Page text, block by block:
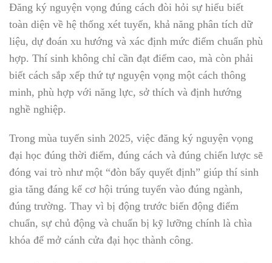
Đăng ký nguyện vọng đúng cách đòi hỏi sự hiểu biết
toàn diện về hệ thống xét tuyển, khả năng phân tích dữ
liệu, dự đoán xu hướng và xác định mức điểm chuẩn phù
hợp. Thí sinh không chỉ cần đạt điểm cao, mà còn phải
biết cách sắp xếp thứ tự nguyện vọng một cách thông
minh, phù hợp với năng lực, sở thích và định hướng
nghề nghiệp.
Trong mùa tuyển sinh 2025, việc đăng ký nguyện vọng
đại học đúng thời điểm, đúng cách và đúng chiến lược sẽ
đóng vai trò như một “đòn bẩy quyết định” giúp thí sinh
gia tăng đáng kể cơ hội trúng tuyển vào đúng ngành,
đúng trường. Thay vì bị động trước biến động điểm
chuẩn, sự chủ động và chuẩn bị kỹ lưỡng chính là chìa
khóa để mở cánh cửa đại học thành công.